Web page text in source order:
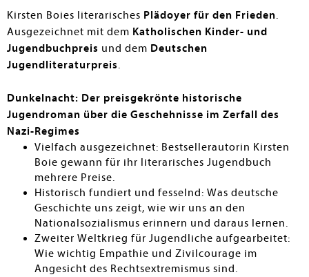
Kirsten Boies literarisches Plädoyer für den Frieden.
Ausgezeichnet mit dem Katholischen Kinder- und
Jugendbuchpreis und dem Deutschen
Jugendliteraturpreis.
Dunkelnacht: Der preisgekrönte historische
Jugendroman über die Geschehnisse im Zerfall des
Nazi-Regimes
Vielfach ausgezeichnet: Bestsellerautorin Kirsten
Boie gewann für ihr literarisches Jugendbuch
mehrere Preise.
Historisch fundiert und fesselnd: Was deutsche
Geschichte uns zeigt, wie wir uns an den
Nationalsozialismus erinnern und daraus lernen.
Zweiter Weltkrieg für Jugendliche aufgearbeitet:
Wie wichtig Empathie und Zivilcourage im
Angesicht des Rechtsextremismus sind.